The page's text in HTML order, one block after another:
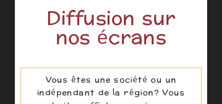
Diffusion sur
nos écrans
Vous êtes une société ou un
indépendant de la région? Vous